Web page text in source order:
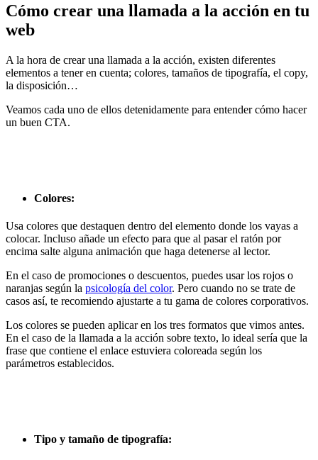
Cómo crear una llamada a la acción en tu
web
A la hora de crear una llamada a la acción, existen diferentes
elementos a tener en cuenta; colores, tamaños de tipografía, el copy,
la disposición…
Veamos cada uno de ellos detenidamente para entender cómo hacer
un buen CTA.
Colores:
Usa colores que destaquen dentro del elemento donde los vayas a
colocar. Incluso añade un efecto para que al pasar el ratón por
encima salte alguna animación que haga detenerse al lector.
En el caso de promociones o descuentos, puedes usar los rojos o
naranjas según la psicología del color. Pero cuando no se trate de
casos así, te recomiendo ajustarte a tu gama de colores corporativos.
Los colores se pueden aplicar en los tres formatos que vimos antes.
En el caso de la llamada a la acción sobre texto, lo ideal sería que la
frase que contiene el enlace estuviera coloreada según los
parámetros establecidos.
Tipo y tamaño de tipografía: